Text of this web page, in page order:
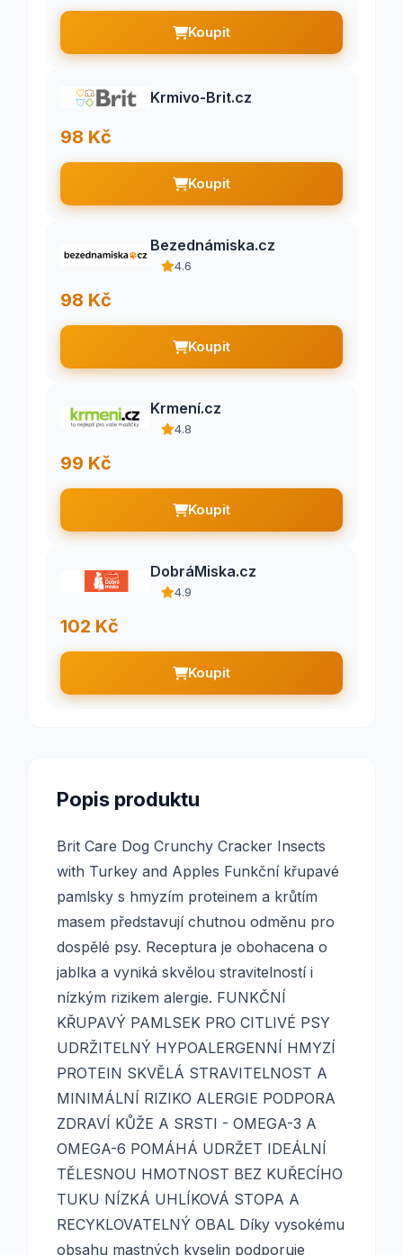
Koupit
Krmivo-Brit.cz
98 Kč
Koupit
Bezednámiska.cz
4.6
98 Kč
Koupit
Krmení.cz
4.8
99 Kč
Koupit
DobráMiska.cz
4.9
102 Kč
Koupit
Popis produktu
Brit Care Dog Crunchy Cracker Insects
with Turkey and Apples Funkční křupavé
pamlsky s hmyzím proteinem a krůtím
masem představují chutnou odměnu pro
dospělé psy. Receptura je obohacena o
jablka a vyniká skvělou stravitelností i
nízkým rizikem alergie. FUNKČNÍ
KŘUPAVÝ PAMLSEK PRO CITLIVÉ PSY
UDRŽITELNÝ HYPOALERGENNÍ HMYZÍ
PROTEIN SKVĚLÁ STRAVITELNOST A
MINIMÁLNÍ RIZIKO ALERGIE PODPORA
ZDRAVÍ KŮŽE A SRSTI - OMEGA-3 A
OMEGA-6 POMÁHÁ UDRŽET IDEÁLNÍ
TĚLESNOU HMOTNOST BEZ KUŘECÍHO
TUKU NÍZKÁ UHLÍKOVÁ STOPA A
RECYKLOVATELNÝ OBAL Díky vysokému
obsahu mastných kyselin podporuje